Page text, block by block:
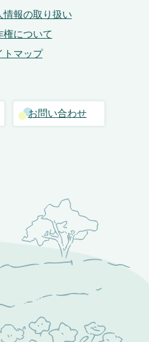
情報の取り扱い
権について
トマップ
お問い合わせ